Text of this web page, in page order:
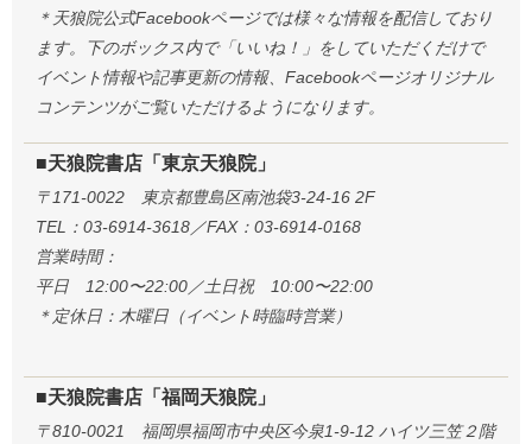
＊天狼院公式Facebookページでは様々な情報を配信しており
ます。下のボックス内で「いいね！」をしていただくだけで
イベント情報や記事更新の情報、Facebookページオリジナル
コンテンツがご覧いただけるようになります。
■天狼院書店「東京天狼院」
〒171-0022 東京都豊島区南池袋3-24-16 2F
TEL：03-6914-3618／FAX：03-6914-0168
営業時間：
平日 12:00〜22:00／土日祝 10:00〜22:00
＊定休日：木曜日（イベント時臨時営業）
■天狼院書店「福岡天狼院」
〒810-0021 福岡県福岡市中央区今泉1-9-12 ハイツ三笠２階